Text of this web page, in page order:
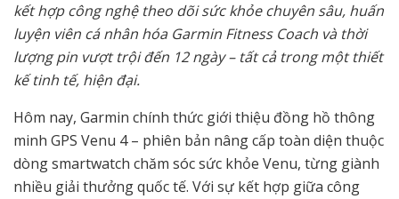
kết hợp công nghệ theo dõi sức khỏe chuyên sâu, huấn
luyện viên cá nhân hóa Garmin Fitness Coach và thời
lượng pin vượt trội đến 12 ngày – tất cả trong một thiết
kế tinh tế, hiện đại.
Hôm nay, Garmin chính thức giới thiệu đồng hồ thông
minh GPS Venu 4– phiên bản nâng cấp toàn diện thuộc
dòng smartwatch chăm sóc sức khỏe Venu, từng giành
nhiều giải thưởng quốc tế. Với sự kết hợp giữa công